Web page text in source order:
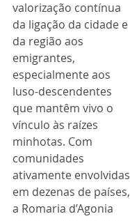
valorização contínua
da ligação da cidade e
da região aos
emigrantes,
especialmente aos
luso-descendentes
que mantêm vivo o
vínculo às raízes
minhotas. Com
comunidades
ativamente envolvidas
em dezenas de países,
a Romaria d’Agonia